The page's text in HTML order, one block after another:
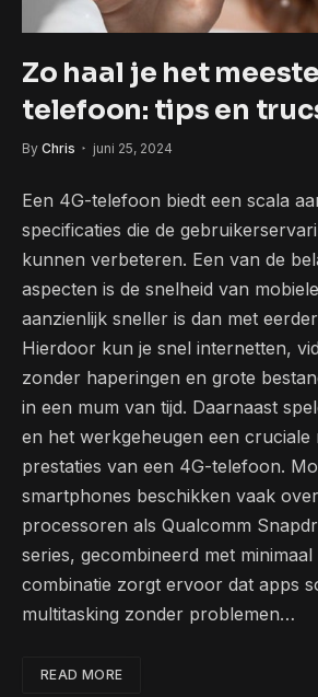
Zo haal je het
telefoon: tips en
By Chris juni 25, 2024
Een 4G-telefoon biedt een scala
specificaties die de
kunnen verbeteren. Een van de
aspecten is de snelheid van
aanzienlijk sneller is dan met
Hierdoor kun je snel internetten,
zonder haperingen en grote
in een mum van tijd. Daarnaast
en het werkgeheugen een cruciale
prestaties van een 4G-telefoon.
smartphones beschikken vaak
processoren als Qualcomm
series, gecombineerd met
combinatie zorgt ervoor dat apps
multitasking zonder problemen…
READ MORE